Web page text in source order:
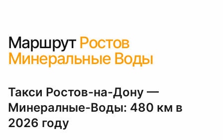
Маршрут Ростов
Минеральные Воды
Такси Ростов-на-Дону —
Минералные-Воды: 480 км в
2026 году